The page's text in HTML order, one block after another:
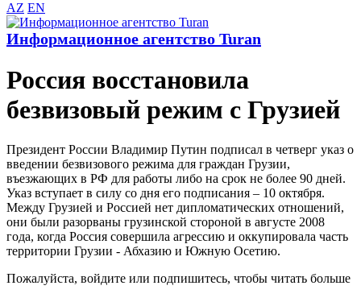
AZ EN
Информационное агентство Turan
Россия восстановила
безвизовый режим с Грузией
Президент России Владимир Путин подписал в четверг указ о
введении безвизового режима для граждан Грузии,
въезжающих в РФ для работы либо на срок не более 90 дней.
Указ вступает в силу со дня его подписания – 10 октября.
Между Грузией и Россией нет дипломатических отношений,
они были разорваны грузинской стороной в августе 2008
года, когда Россия совершила агрессию и оккупировала часть
территории Грузии - Абхазию и Южную Осетию.
Пожалуйста, войдите или подпишитесь, чтобы читать больше